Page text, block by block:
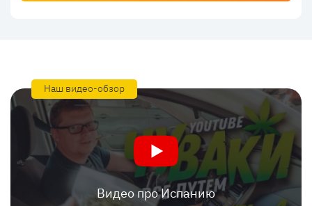
Наш видео-обзор
Видео про Испанию